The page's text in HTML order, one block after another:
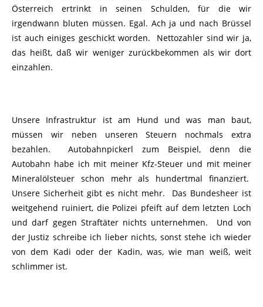
Österreich ertrinkt in seinen Schulden, für die wir
irgendwann bluten müssen. Egal. Ach ja und nach Brüssel
ist auch einiges geschickt worden. Nettozahler sind wir ja,
das heißt, daß wir weniger zurückbekommen als wir dort
einzahlen.
Unsere Infrastruktur ist am Hund und was man baut,
müssen wir neben unseren Steuern nochmals extra
bezahlen. Autobahnpickerl zum Beispiel, denn die
Autobahn habe ich mit meiner Kfz-Steuer und mit meiner
Mineralölsteuer schon mehr als hundertmal finanziert.
Unsere Sicherheit gibt es nicht mehr. Das Bundesheer ist
weitgehend ruiniert, die Polizei pfeift auf dem letzten Loch
und darf gegen Straftäter nichts unternehmen. Und von
der Justiz schreibe ich lieber nichts, sonst stehe ich wieder
von dem Kadi oder der Kadin, was, wie man weiß, weit
schlimmer ist.